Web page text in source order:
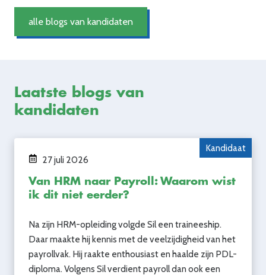
alle blogs van kandidaten
Laatste blogs van
kandidaten
Kandidaat
27 juli 2026
Van HRM naar Payroll: Waarom wist
ik dit niet eerder?
Na zijn HRM-opleiding volgde Sil een traineeship.
Daar maakte hij kennis met de veelzijdigheid van het
payrollvak. Hij raakte enthousiast en haalde zijn PDL-
diploma. Volgens Sil verdient payroll dan ook een